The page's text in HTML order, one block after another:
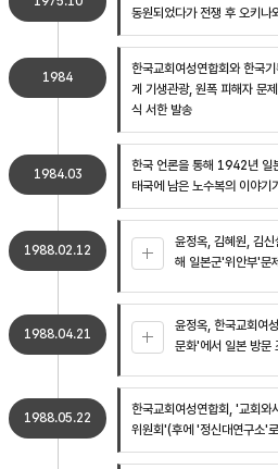
동원되었다가 전쟁 후 오키나
1984
한국교회여성연합회와 한국
게 기생관광, 원폭 피해자 문
식 서한 발송
1984.03
한국 언론을 통해 1942년 일
태국에 남은 노수복의 이야기
1988.02.12
윤정옥, 김혜원, 김
해 일본군'위안부'
1988.04.21
윤정옥, 한국교회여
문화'에서 일본 방문
1988.05.22
한국교회여성연합회, '교회와
위원회'(후에 '정신대연구소'